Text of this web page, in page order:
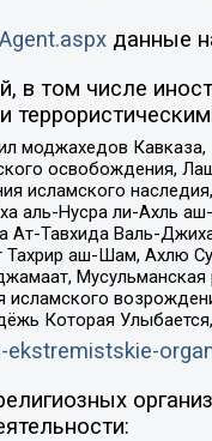
данные
том числе
Кавказа,
освобождения,
исламского
аль-Нусра ли-Ахль
Тавхида Валь-
аш-Шам, Ахлю
Которая